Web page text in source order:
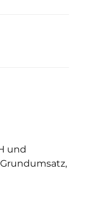
und